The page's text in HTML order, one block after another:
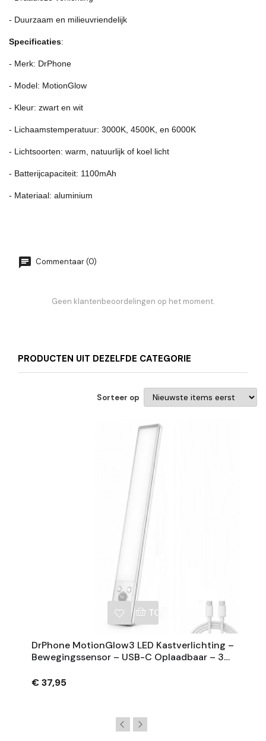
- Duurzaam en milieuvriendelijk
Specificaties:
- Merk: DrPhone
- Model: MotionGlow
- Kleur: zwart en wit
- Lichaamstemperatuur: 3000K, 4500K, en 6000K
- Lichtsoorten: warm, natuurlijk of koel licht
- Batterijcapaciteit: 1100mAh
- Materiaal: aluminium
Commentaar (0)
Geen klantenbeoordelingen op het moment.
PRODUCTEN UIT DEZELFDE CATEGORIE
Sorteer op
TOEVOEGEN AAN
DrPhone MotionGlow3 LED Kastverlichting –
Bewegingssensor – USB-C Oplaadbaar – 3
€ 37,95